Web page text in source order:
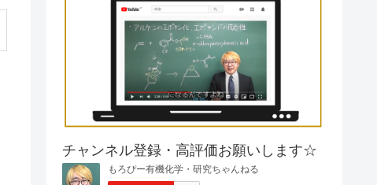
チャンネル登録・高評価お願いします☆